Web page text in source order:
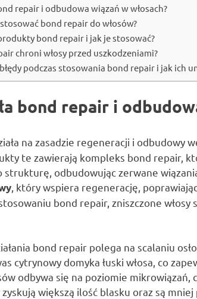
repair i odbudowa wiązań w włosach?
bond repair do włosów?
bond repair i jak je stosować?
chroni włosy przed uszkodzeniami?
podczas stosowania bond repair i jak ich
bond repair i
na zasadzie regeneracji i odbudowy
te zawierają kompleks bond repair,
strukturę, odbudowując zerwane
, który wspiera regenerację,
bond repair, zniszczone włosy
bond repair polega na scalaniu
cytrynowy domyka łuski włosa, co
odbywa się na poziomie mikrowiązań,
zyskują większą ilość blasku oraz są